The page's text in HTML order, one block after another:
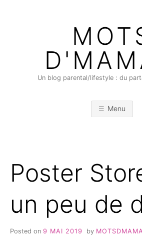
Un blog parental/lifestyle : du
Menu
Poster
un peu de
Posted on 9 MAI 2019 by